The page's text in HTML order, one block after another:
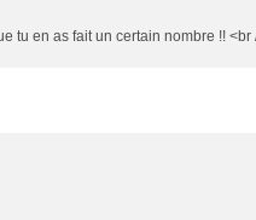
tu en as fait un certain nombre !! <br